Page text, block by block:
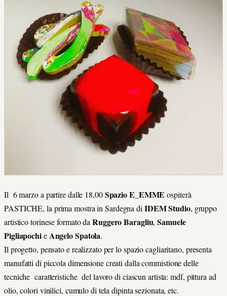
Il 6 marzo a partire dalle 18,00Spazio E_EMME ospiterà
PASTICHE, la prima mostra in Sardegna di IDEM Studio, gruppo
artistico torinese formato da Ruggero Baragliu,Samuele
PigliapochieAngelo Spatola.
Il progetto, pensato e realizzato per lo spazio cagliaritano, presenta
manufatti di piccola dimensione creati dalla commistione delle
tecniche caratteristiche del lavoro di ciascun artista: mdf, pittura ad
olio, colori vinilici, cumulo di tela dipinta sezionata, etc.